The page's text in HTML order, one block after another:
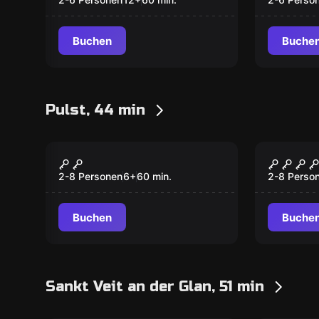
Buchen
Pulst, 44 min
Das Geheimnis des
Kristallschädels
2-8 Personen6+60 min.
Buchen
Der
2-8
Sankt Veit an der Glan, 51 min